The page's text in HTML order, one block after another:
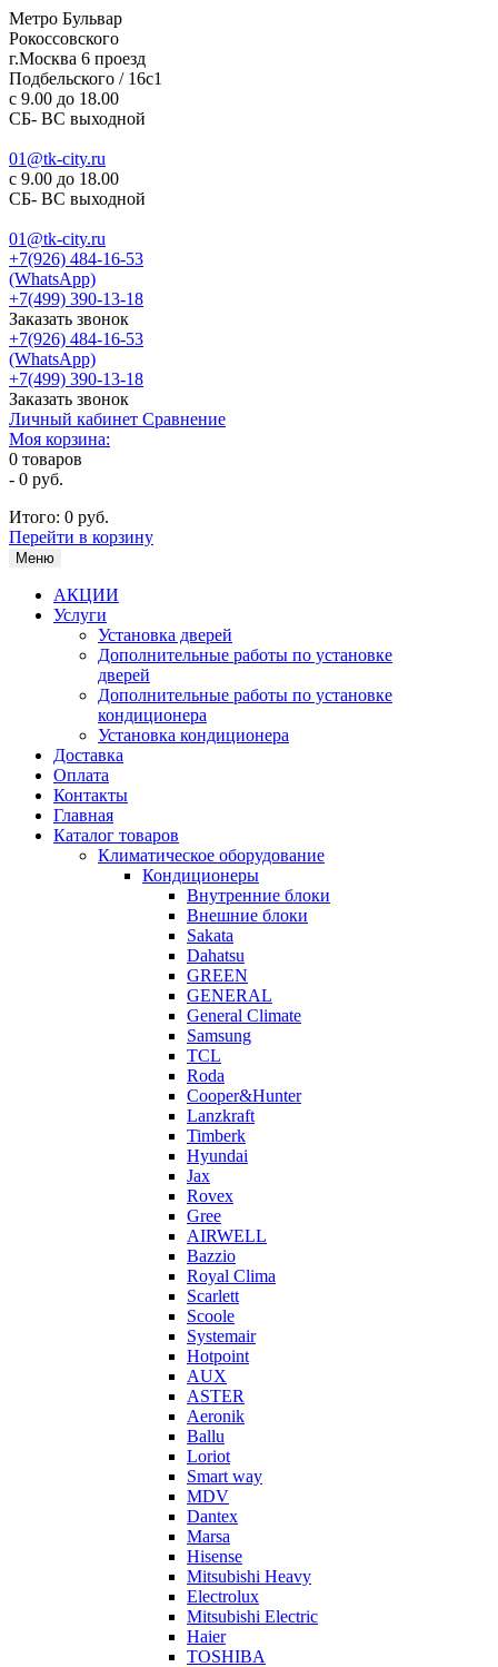
Метро Бульвар
Рокоссовского
г.Москва 6 проезд
Подбельского / 16с1
c 9.00 до 18.00
СБ- ВС выходной
01@tk-city.ru
c 9.00 до 18.00
СБ- ВС выходной
01@tk-city.ru
+7(926) 484-16-53
(WhatsApp)
+7(499) 390-13-18
Заказать звонок
+7(926) 484-16-53
(WhatsApp)
+7(499) 390-13-18
Заказать звонок
Личный кабинет Сравнение
Моя корзина:
0 товаров
- 0 руб.
Итого: 0 руб.
Перейти в корзину
Меню
АКЦИИ
Услуги
Установка дверей
Дополнительные работы по установке
дверей
Дополнительные работы по установке
кондиционера
Установка кондиционера
Доставка
Оплата
Контакты
Главная
Каталог товаров
Климатическое оборудование
Кондиционеры
Внутренние блоки
Внешние блоки
Sakata
Dahatsu
GREEN
GENERAL
General Climate
Samsung
TCL
Roda
Cooper&Hunter
Lanzkraft
Timberk
Hyundai
Jax
Rovex
Gree
AIRWELL
Bazzio
Royal Clima
Scarlett
Scoole
Systemair
Hotpoint
AUX
ASTER
Aeronik
Ballu
Loriot
Smart way
MDV
Dantex
Marsa
Hisense
Mitsubishi Heavy
Electrolux
Mitsubishi Electric
Haier
TOSHIBA